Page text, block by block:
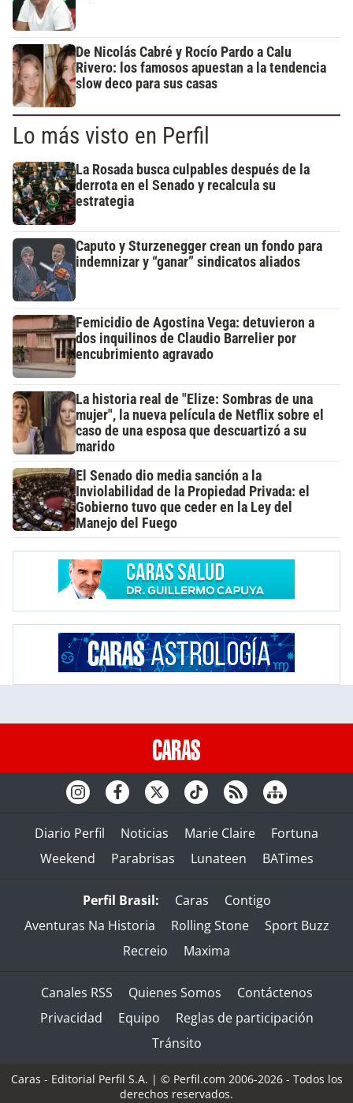
De Nicolás Cabré y Rocío Pardo a Calu
Rivero: los famosos apuestan a la tendencia
slow deco para sus casas
Lo más visto en Perfil
La Rosada busca culpables después de la
derrota en el Senado y recalcula su
estrategia
Caputo y Sturzenegger crean un fondo para
indemnizar y “ganar” sindicatos aliados
Femicidio de Agostina Vega: detuvieron a
dos inquilinos de Claudio Barrelier por
encubrimiento agravado
La historia real de "Elize: Sombras de una
mujer", la nueva película de Netflix sobre el
caso de una esposa que descuartizó a su
marido
El Senado dio media sanción a la
Inviolabilidad de la Propiedad Privada: el
Gobierno tuvo que ceder en la Ley del
Manejo del Fuego
Diario Perfil Noticias Marie Claire
Fortuna
Weekend
Parabrisas Lunateen BATimes
Perfil Brasil: Caras
Contigo
Aventuras Na Historia
Rolling Stone
Sport Buzz
Recreio
Maxima
Canales RSS Quienes Somos
Contáctenos
Privacidad
Equipo
Reglas de participación
Tránsito
Caras - Editorial Perfil S.A. | © Perfil.com 2006-2026 - Todos los
derechos reservados.